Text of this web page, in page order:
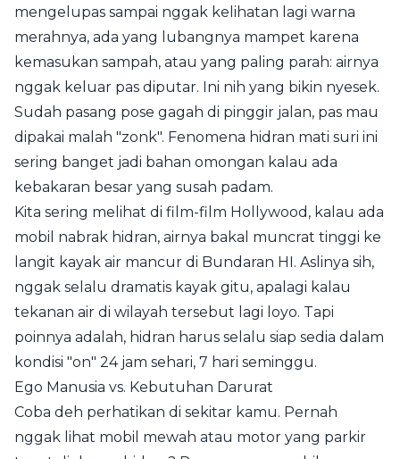
mengelupas sampai nggak kelihatan lagi warna
merahnya, ada yang lubangnya mampet karena
kemasukan sampah, atau yang paling parah: airnya
nggak keluar pas diputar. Ini nih yang bikin nyesek.
Sudah pasang pose gagah di pinggir jalan, pas mau
dipakai malah "zonk". Fenomena hidran mati suri ini
sering banget jadi bahan omongan kalau ada
kebakaran besar yang susah padam.
Kita sering melihat di film-film Hollywood, kalau ada
mobil nabrak hidran, airnya bakal muncrat tinggi ke
langit kayak air mancur di Bundaran HI. Aslinya sih,
nggak selalu dramatis kayak gitu, apalagi kalau
tekanan air di wilayah tersebut lagi loyo. Tapi
poinnya adalah, hidran harus selalu siap sedia dalam
kondisi "on" 24 jam sehari, 7 hari seminggu.
Ego Manusia vs. Kebutuhan Darurat
Coba deh perhatikan di sekitar kamu. Pernah
nggak lihat mobil mewah atau motor yang parkir